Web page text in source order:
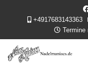
+4917683143363